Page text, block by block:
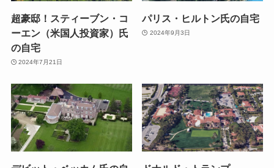
超豪邸！スティーブン・コ
ーエン（米国人投資家）氏
の自宅
2024年7月21日
パリス・ヒルトン氏の自宅
2024年9月3日